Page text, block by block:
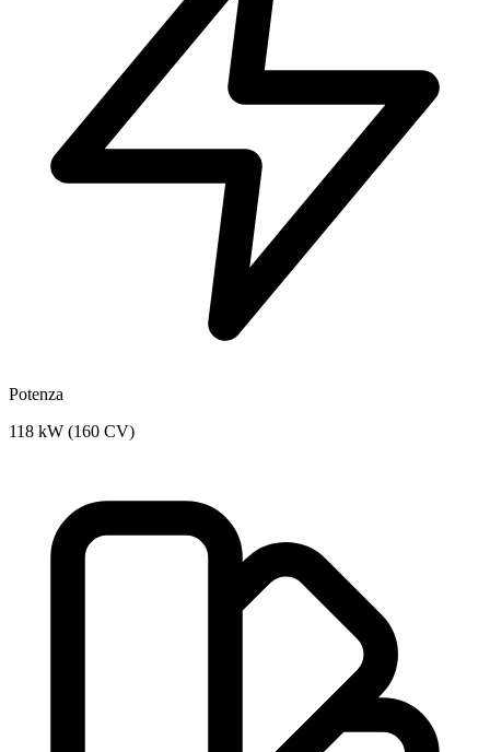
Potenza
118 kW (160 CV)